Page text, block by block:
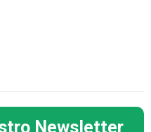
Newsletter